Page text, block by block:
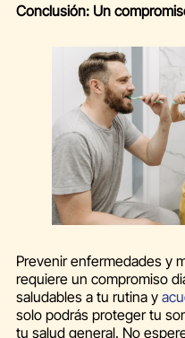
Conclusión: Un
Prevenir enfermedades y
requiere un compromiso
saludables a tu rutina y
solo podrás proteger tu
tu salud general. No